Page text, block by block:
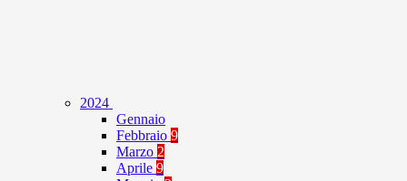
2024
Gennaio
Febbraio 9
Marzo 2
Aprile 9